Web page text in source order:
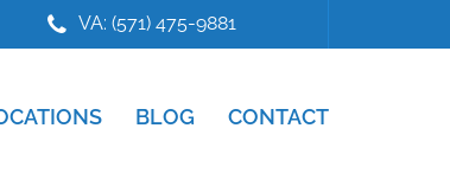
VA: (571) 475-9881
BLOG CONTACT